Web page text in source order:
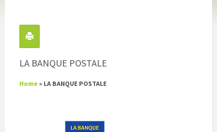
LA BANQUE POSTALE
Home » LA BANQUE POSTALE